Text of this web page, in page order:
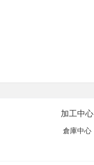
加工中心
倉庫中心